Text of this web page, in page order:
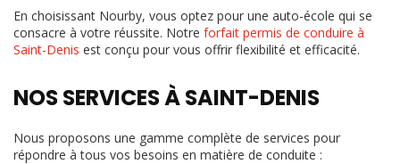
En choisissant Nourby, vous optez pour une auto-école qui se
consacre à votre réussite. Notre forfait permis de conduire à
Saint-Denis est conçu pour vous offrir flexibilité et efficacité.
NOS SERVICES À SAINT-DENIS
Nous proposons une gamme complète de services pour
répondre à tous vos besoins en matière de conduite :